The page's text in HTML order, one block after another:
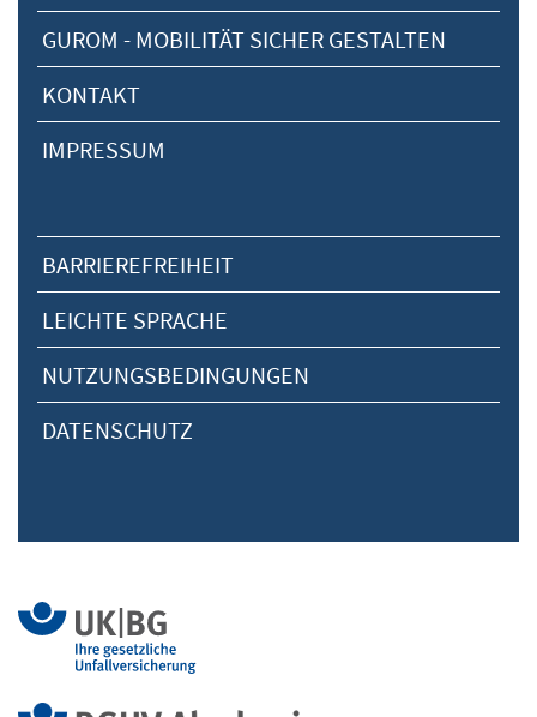
GUROM - MOBILITÄT SICHER GESTALTEN
KONTAKT
IMPRESSUM
BARRIEREFREIHEIT
LEICHTE SPRACHE
NUTZUNGSBEDINGUNGEN
DATENSCHUTZ